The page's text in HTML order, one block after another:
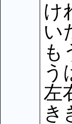
け
い
も
う
左
き